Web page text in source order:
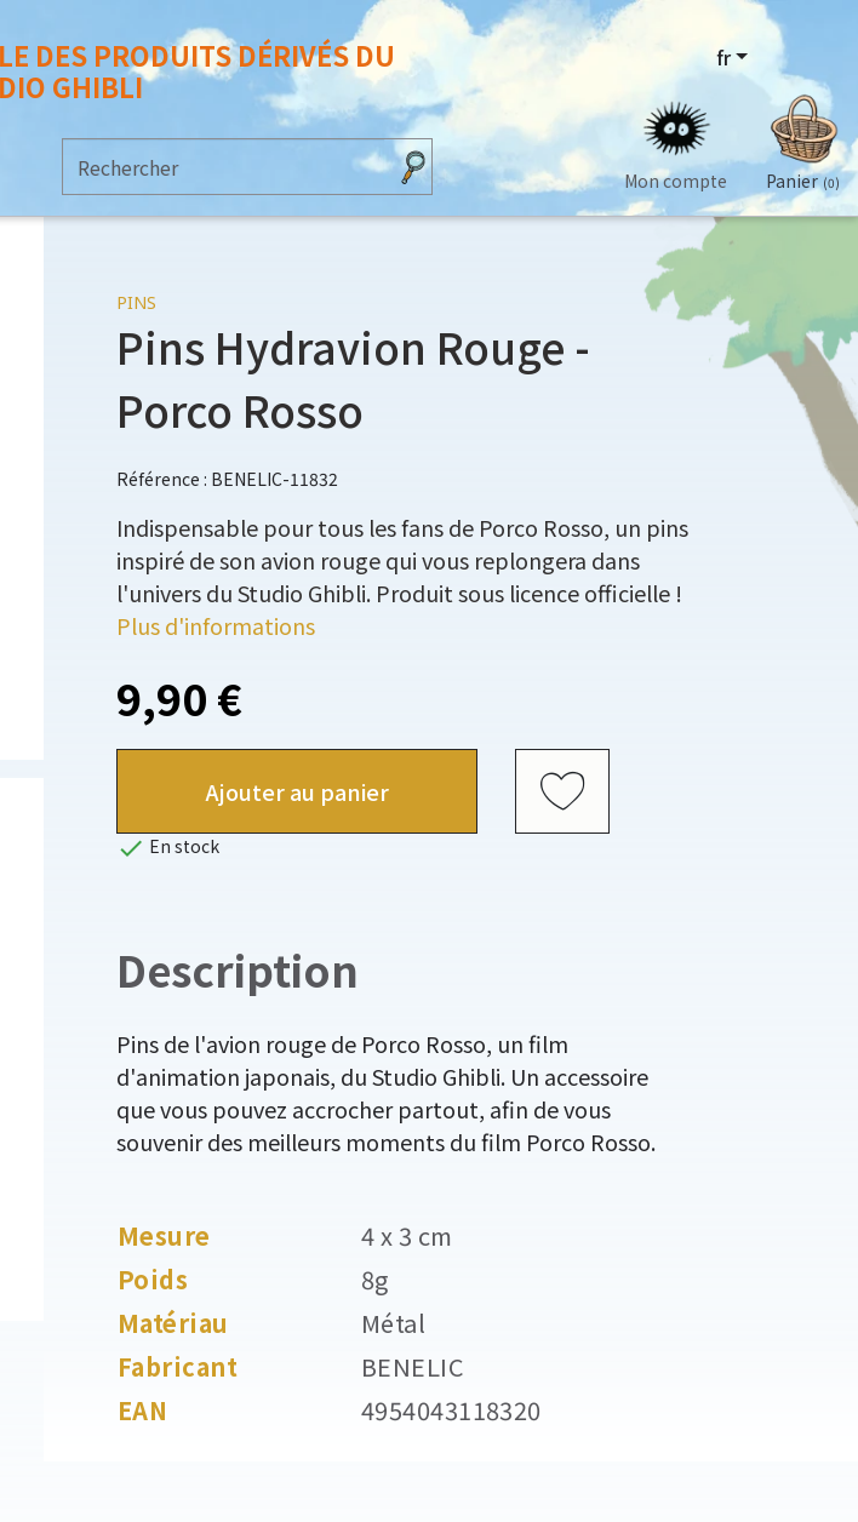
DES PRODUITS DÉRIVÉS DU
GHIBLI
fr
Mon compte Panier (0)
PINS
Pins Hydravion Rouge -
Porco Rosso
Référence : BENELIC-11832
Indispensable pour tous les fans de Porco Rosso, un pins
inspiré de son avion rouge qui vous replongera dans
l'univers du Studio Ghibli. Produit sous licence officielle !
Plus d'informations
9,90 €
Ajouter au panier
 En stock
Description
Pins de l'avion rouge de Porco Rosso, un film
d'animation japonais, du Studio Ghibli. Un accessoire
que vous pouvez accrocher partout, afin de vous
souvenir des meilleurs moments du film Porco Rosso.
Mesure
4 x 3 cm
Poids
8g
Matériau
Métal
Fabricant
BENELIC
EAN
4954043118320